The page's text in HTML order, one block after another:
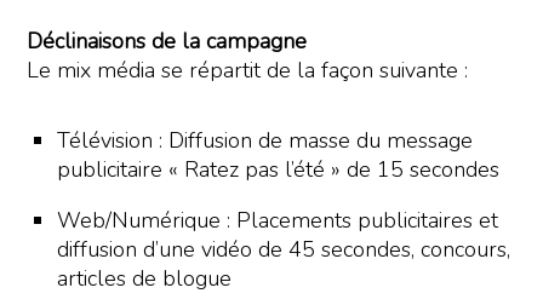
Déclinaisons de la campagne
Le mix média se répartit de la façon suivante :
Télévision : Diffusion de masse du message
publicitaire « Ratez pas l’été » de 15 secondes
Web/Numérique : Placements publicitaires et
diffusion d’une vidéo de 45 secondes, concours,
articles de blogue